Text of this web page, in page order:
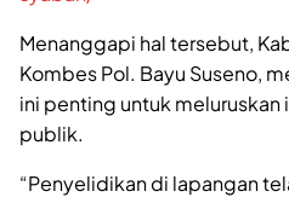
Menanggapi hal tersebut,
Kombes Pol. Bayu Suseno,
ini penting untuk
publik.
“Penyelidikan di lapangan